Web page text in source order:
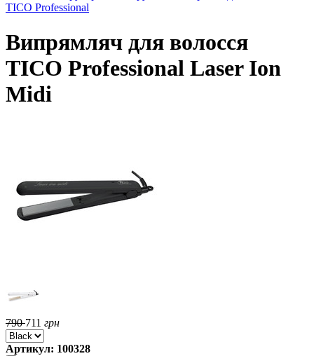
TICO Professional
Випрямляч для волосся
TICO Professional Laser Ion
Midi
790711 грн
Артикул: 100328